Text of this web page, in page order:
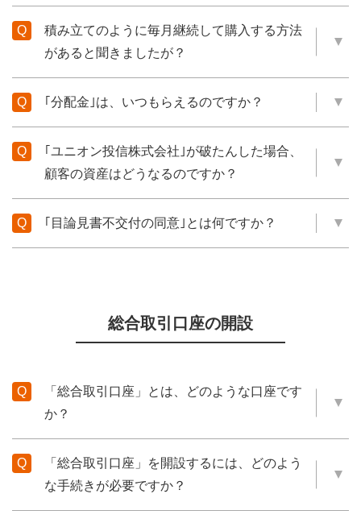
積み立てのように毎月継続して購入する方法
があると聞きましたが？
｢分配金｣は、いつもらえるのですか？
｢ユニオン投信株式会社｣が破たんした場合、
顧客の資産はどうなるのですか？
｢目論見書不交付の同意｣とは何ですか？
総合取引口座の開設
「総合取引口座」とは、どのような口座です
か？
「総合取引口座」を開設するには、どのよう
な手続きが必要ですか？